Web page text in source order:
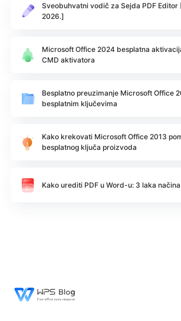
Sveobuhvatni vodič za Sejda PDF Editor
2026.]
Microsoft Office 2024 besplatna
CMD aktivatora
Besplatno preuzimanje Microsoft Office
besplatnim ključevima
Kako krekovati Microsoft Office 2013
besplatnog ključa proizvoda
Kako urediti PDF u Word-u: 3 laka načina